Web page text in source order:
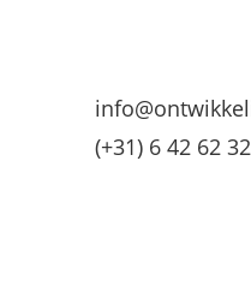
(+31) 6 42 62